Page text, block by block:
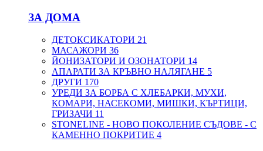
ЗА ДОМА
ДЕТОКСИКАТОРИ 21
МАСАЖОРИ 36
ЙОНИЗАТОРИ И ОЗОНАТОРИ 14
АПАРАТИ ЗА КРЪВНО НАЛЯГАНЕ 5
ДРУГИ 170
УРЕДИ ЗА БОРБА С ХЛЕБАРКИ, МУХИ,
КОМАРИ, НАСЕКОМИ, МИШКИ, КЪРТИЦИ,
ГРИЗАЧИ 11
STONELINE - НОВО ПОКОЛЕНИЕ СЪДОВЕ - С
КАМЕННО ПОКРИТИЕ 4